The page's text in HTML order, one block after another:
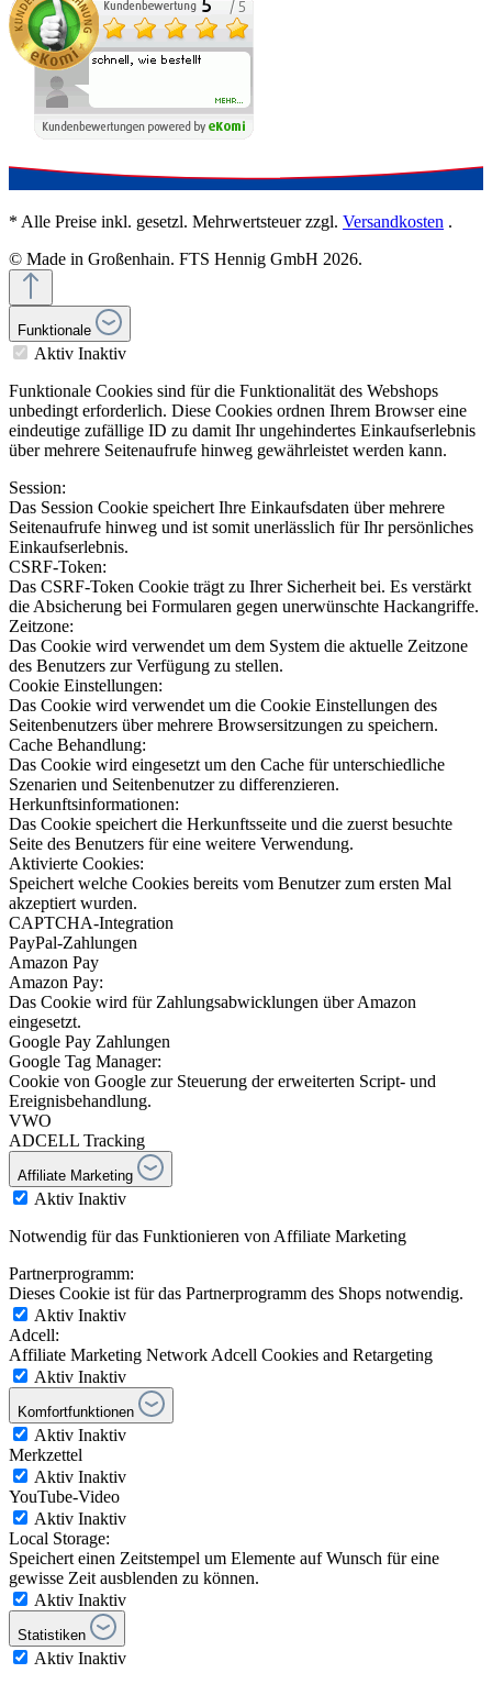
* Alle Preise inkl. gesetzl. Mehrwertsteuer zzgl. Versandkosten .
© Made in Großenhain. FTS Hennig GmbH 2026.
Funktionale
Aktiv Inaktiv
Funktionale Cookies sind für die Funktionalität des Webshops
unbedingt erforderlich. Diese Cookies ordnen Ihrem Browser eine
eindeutige zufällige ID zu damit Ihr ungehindertes Einkaufserlebnis
über mehrere Seitenaufrufe hinweg gewährleistet werden kann.
Session:
Das Session Cookie speichert Ihre Einkaufsdaten über mehrere
Seitenaufrufe hinweg und ist somit unerlässlich für Ihr persönliches
Einkaufserlebnis.
CSRF-Token:
Das CSRF-Token Cookie trägt zu Ihrer Sicherheit bei. Es verstärkt
die Absicherung bei Formularen gegen unerwünschte Hackangriffe.
Zeitzone:
Das Cookie wird verwendet um dem System die aktuelle Zeitzone
des Benutzers zur Verfügung zu stellen.
Cookie Einstellungen:
Das Cookie wird verwendet um die Cookie Einstellungen des
Seitenbenutzers über mehrere Browsersitzungen zu speichern.
Cache Behandlung:
Das Cookie wird eingesetzt um den Cache für unterschiedliche
Szenarien und Seitenbenutzer zu differenzieren.
Herkunftsinformationen:
Das Cookie speichert die Herkunftsseite und die zuerst besuchte
Seite des Benutzers für eine weitere Verwendung.
Aktivierte Cookies:
Speichert welche Cookies bereits vom Benutzer zum ersten Mal
akzeptiert wurden.
CAPTCHA-Integration
PayPal-Zahlungen
Amazon Pay
Amazon Pay:
Das Cookie wird für Zahlungsabwicklungen über Amazon
eingesetzt.
Google Pay Zahlungen
Google Tag Manager:
Cookie von Google zur Steuerung der erweiterten Script- und
Ereignisbehandlung.
VWO
ADCELL Tracking
Affiliate Marketing
Aktiv Inaktiv
Notwendig für das Funktionieren von Affiliate Marketing
Partnerprogramm:
Dieses Cookie ist für das Partnerprogramm des Shops notwendig.
Aktiv Inaktiv
Adcell:
Affiliate Marketing Network Adcell Cookies and Retargeting
Aktiv Inaktiv
Komfortfunktionen
Aktiv Inaktiv
Merkzettel
Aktiv Inaktiv
YouTube-Video
Aktiv Inaktiv
Local Storage:
Speichert einen Zeitstempel um Elemente auf Wunsch für eine
gewisse Zeit ausblenden zu können.
Aktiv Inaktiv
Statistiken
Aktiv Inaktiv